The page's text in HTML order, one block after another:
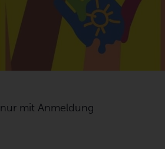
nur mit Anmeldung